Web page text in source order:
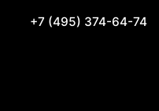
+7 (495) 374-64-74